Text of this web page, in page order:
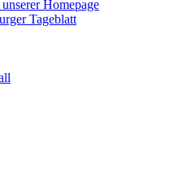
Homepage
Tageblatt